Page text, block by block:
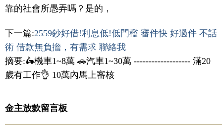
靠的社會所愚弄嗎？是的，
下一篇:2559鈔好借!利息低!低門檻 審件快 好過件 不話
術 借款無負擔，有需求 聯絡我
摘要:🛵機車1~8萬 🚗汽車1~30萬 ------------------- 滿20
歲有工作👌 10萬內馬上審核
金主放款留言板